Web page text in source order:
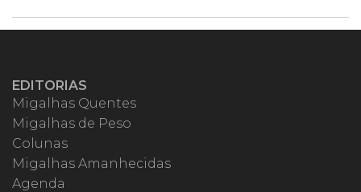
EDITORIAS
Migalhas Quentes
Migalhas de Peso
Colunas
Migalhas Amanhecidas
Agenda